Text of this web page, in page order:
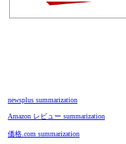
newsplus summarization
Amazon レビュー summarization
価格.com summarization